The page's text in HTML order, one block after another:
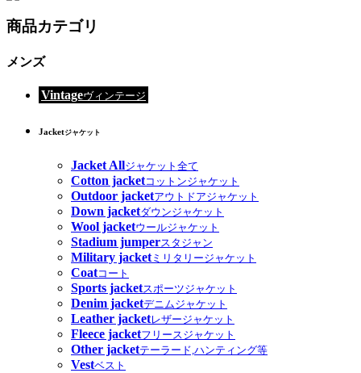
商品カテゴリ
メンズ
Vintageヴィンテージ
Jacketジャケット
Jacket Allジャケット全て
Cotton jacketコットンジャケット
Outdoor jacketアウトドアジャケット
Down jacketダウンジャケット
Wool jacketウールジャケット
Stadium jumperスタジャン
Military jacketミリタリージャケット
Coatコート
Sports jacketスポーツジャケット
Denim jacketデニムジャケット
Leather jacketレザージャケット
Fleece jacketフリースジャケット
Other jacketテーラード,ハンティング等
Vestベスト